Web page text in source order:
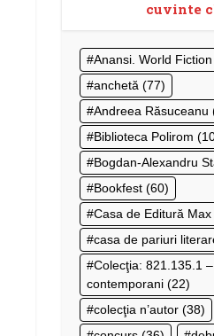
cuvinte
Anansi. World Fiction
anchetă (77)
Andreea Răsuceanu
Biblioteca Polirom
Bogdan-Alexandru
Bookfest (60)
Casa de Editură
casa de pariuri
Colecţia: 821.135.1
contemporani (22)
colecţia n’autor (38)